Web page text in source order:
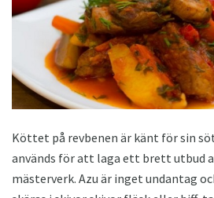
Köttet på revbenen är känt för sin
används för att laga ett brett utbud
mästerverk. Azu är inget undantag